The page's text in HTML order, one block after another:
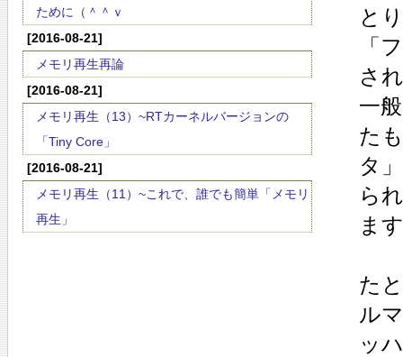
ために（＾＾ｖ
[2016-08-21]
メモリ再生再論
[2016-08-21]
メモリ再生（13）~RTカーネルバージョンの
「Tiny Core」
[2016-08-21]
メモリ再生（11）~これで、誰でも簡単「メモリ
再生」
と
「
さ
一
た
タ
ら
ま
た
ル
ッ